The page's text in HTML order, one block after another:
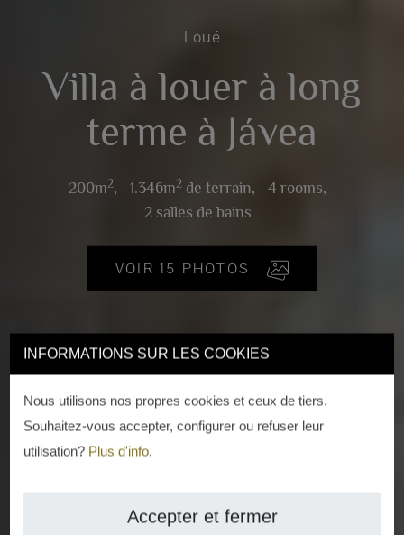
INFORMATIONS SUR LES COOKIES
Nous utilisons nos propres cookies et ceux de tiers.
Souhaitez-vous accepter, configurer ou refuser leur
utilisation? Plus d'info.
Accepter et fermer
Loué
Villa à louer à long
terme à Jávea
200m2, 1.346m2 de terrain,
4 rooms,
2 salles de bains
VOIR 15 PHOTOS